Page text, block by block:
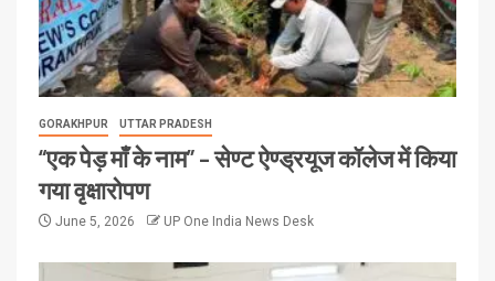
GORAKHPUR UTTAR PRADESH
“एक पेड़ माँ के नाम” – सेण्ट ऐण्ड्रयूज कॉलेज में किया
गया वृक्षारोपण
June 5, 2026 UP One India News Desk